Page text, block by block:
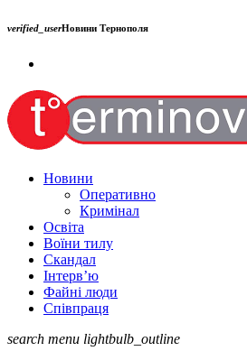
verified_userНовини Тернополя
Новини
Оперативно
Кримінал
Освіта
Воїни тилу
Скандал
Інтерв’ю
Файні люди
Співпраця
search menu lightbulb_outline